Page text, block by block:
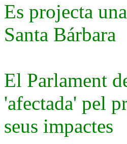
Es projecta
Santa Bárbara
El Parlament
'afectada' pel
seus impactes